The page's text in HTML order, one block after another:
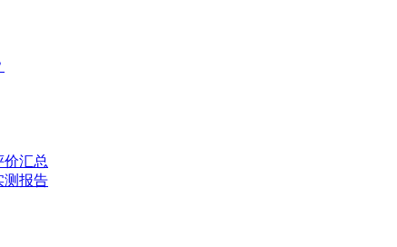
价汇总
测报告